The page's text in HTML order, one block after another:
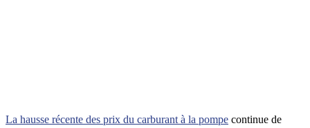
La hausse récente des prix du carburant à la pompe continue de